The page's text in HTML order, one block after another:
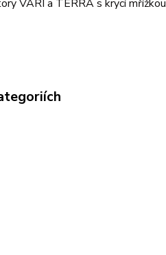
VARI a TERRA s krycí mřížkou